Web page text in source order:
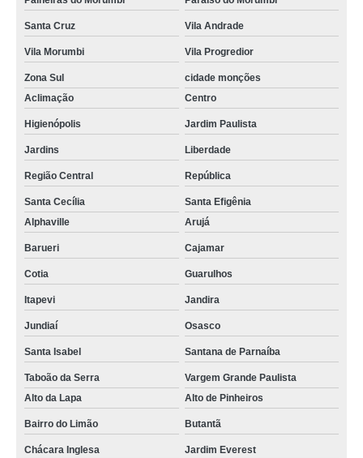
Santa Cruz Vila Andrade
Vila Morumbi Vila Progredior
Zona Sul
cidade monções
Aclimação
Centro
Higienópolis Jardim Paulista
Jardins Liberdade
Região Central República
Santa Cecília
Santa Efigênia
Alphaville
Arujá
Barueri Cajamar
Cotia Guarulhos
Itapevi Jandira
Jundiaí Osasco
Santa Isabel Santana de Parnaíba
Taboão da Serra
Vargem Grande Paulista
Alto da Lapa
Alto de Pinheiros
Bairro do Limão Butantã
Chácara Inglesa Jardim Everest